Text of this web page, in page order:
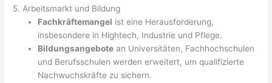
5. Arbeitsmarkt und Bildung
Fachkräftemangel ist eine Herausforderung,
insbesondere in Hightech, Industrie und Pflege.
Bildungsangebote an Universitäten, Fachhochschulen
und Berufsschulen werden erweitert, um qualifizierte
Nachwuchskräfte zu sichern.